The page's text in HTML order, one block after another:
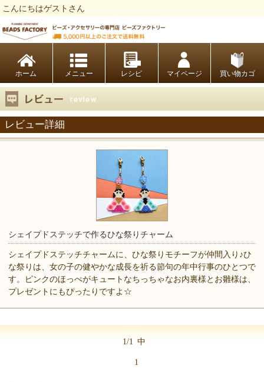
こんにちはゲストさん
ホーム レシピ マイページ 買い物カゴ
レビュー詳細
シェイプドステッチで作るひな祭りチャーム
シェイプドステッチチャームに、ひな祭りモチーフが仲間入り♪ひ
な祭りは、女の子の健やかな成長を祈る節句の年中行事のひとつで
す。ピンクのほっぺがキュートなちっちゃなお内裏様とお雛様は、
プレゼントにもぴったりですよ☆
1/1 中
1